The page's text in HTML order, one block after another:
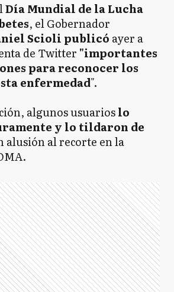
Día Mundial de la Lucha
, el Gobernador
Scioli publicó ayer a
de Twitter "importantes
para reconocer los
enfermedad".
algunos usuarioslo
y lo tildaron de
alusión al recorte en la